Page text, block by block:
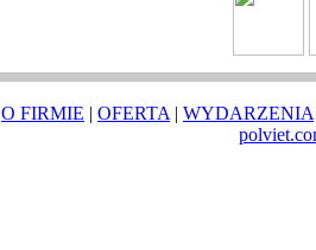
O FIRMIE | OFERTA | WYDARZENIA